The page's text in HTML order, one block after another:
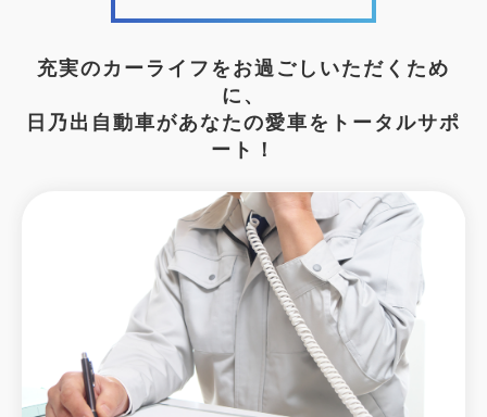
充実のカーライフをお過ごしいただくため
に、
日乃出自動車があなたの愛車をトータルサポ
ート！